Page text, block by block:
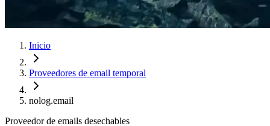
Inicio
Proveedores de email temporal
nolog.email
Proveedor de emails desechables